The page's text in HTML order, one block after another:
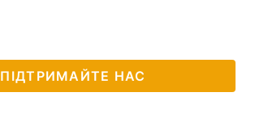
ПІДТРИМАЙТЕ НАС